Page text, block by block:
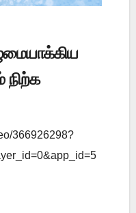
நிற்க
366926298?